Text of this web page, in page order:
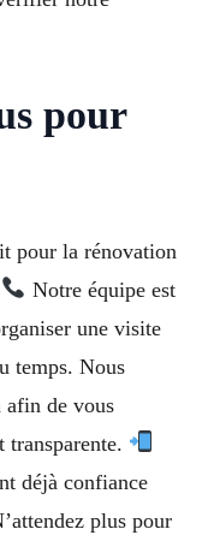
pour
pour la rénovation
Notre équipe est
une visite
temps. Nous
afin de vous
transparente.
déjà confiance
plus pour